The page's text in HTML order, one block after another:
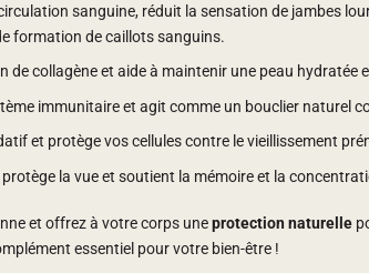
sanguine, réduit la sensation de jambes
formation de caillots sanguins.
de collagène et aide à maintenir une peau hydratée
immunitaire et agit comme un bouclier naturel
et protège vos cellules contre le vieillissement
la vue et soutient la mémoire et la
et offrez à votre corps uneprotection naturelle
essentiel pour votre bien-être !